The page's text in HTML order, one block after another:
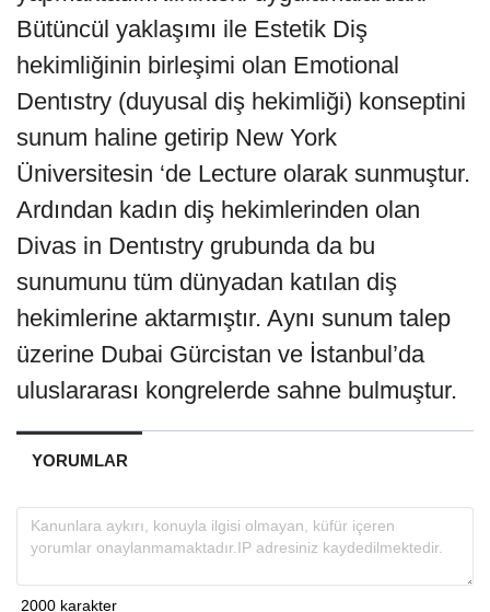
Bütüncül yaklaşımı ile Estetik Diş
hekimliğinin birleşimi olan Emotional
Dentıstry (duyusal diş hekimliği) konseptini
sunum haline getirip New York
Üniversitesin ‘de Lecture olarak sunmuştur.
Ardından kadın diş hekimlerinden olan
Divas in Dentıstry grubunda da bu
sunumunu tüm dünyadan katılan diş
hekimlerine aktarmıştır. Aynı sunum talep
üzerine Dubai Gürcistan ve İstanbul’da
uluslararası kongrelerde sahne bulmuştur.
YORUMLAR